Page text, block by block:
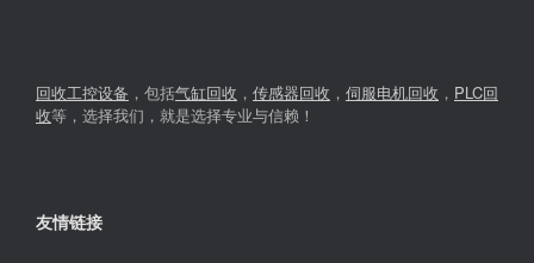
回收工控设备 ，包括气缸回收 ， 传感器回收 ， 伺服电机回收 ， PLC回
收等，选择我们，就是选择专业与信赖！
友情链接